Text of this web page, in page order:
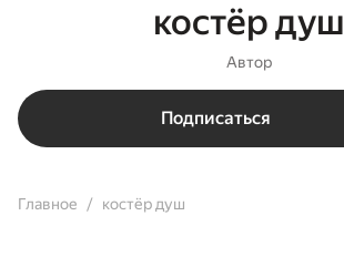
костёр душ
Автор
Подписаться
Главное костёр душ